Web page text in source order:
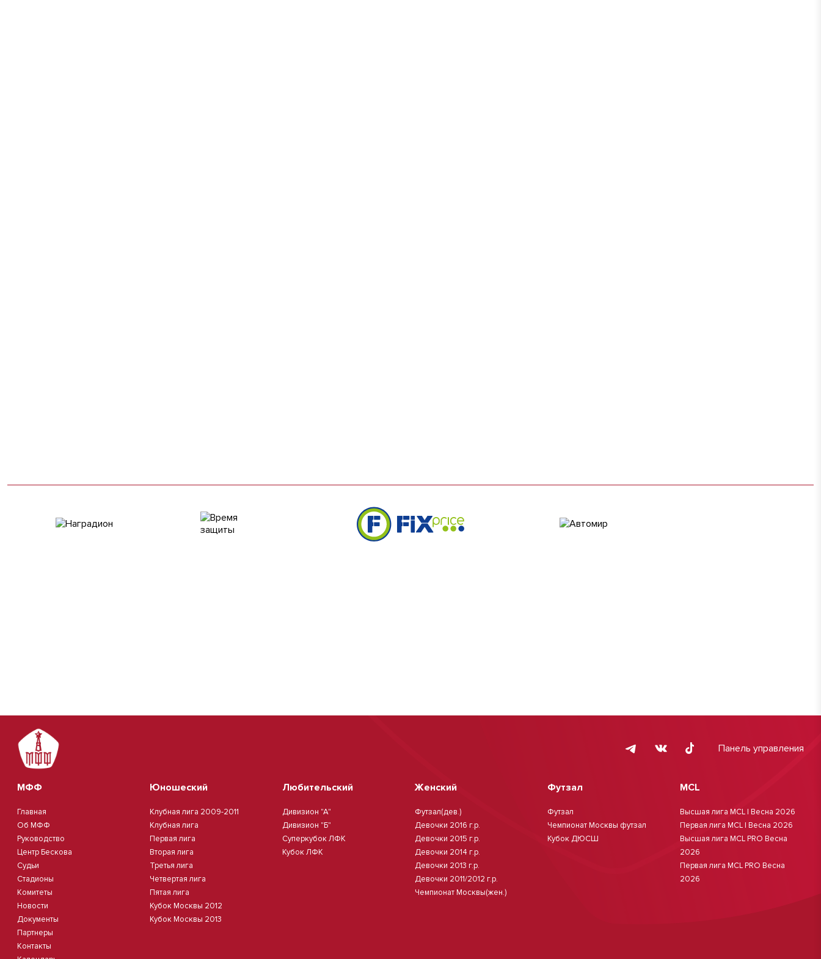
Панель управления
МФФ
Главная
Об МФФ
Руководство
Центр Бескова
Судьи
Стадионы
Комитеты
Новости
Документы
Партнеры
Контакты
Юношеский
Клубная лига 2009-2011
Клубная лига
Первая лига
Вторая лига
Третья лига
Четвертая лига
Пятая лига
Кубок Москвы 2012
Кубок Москвы 2013
Любительский
Дивизион "А"
Дивизион "Б"
Суперкубок ЛФК
Кубок ЛФК
Женский
Футзал(дев.)
Девочки 2016 г.р.
Девочки 2015 г.р.
Девочки 2014 г.р.
Девочки 2013 г.р.
Девочки 2011/2012 г.р.
Чемпионат Москвы(жен.)
Футзал
Футзал
Чемпионат Москвы футзал
Кубок ДЮСШ
MCL
Высшая лига MCL | Весна 2026
Первая лига MCL | Весна 2026
Высшая лига MCL PRO Весна
2026
Первая лига MCL PRO Весна
2026